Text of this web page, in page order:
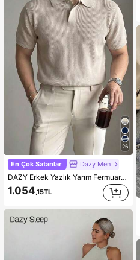
26
En Çok Satanlar Dazy Men
DAZY Erkek Yazlık Yarım Fermuarlı Düz Kayısı Rengi Örgü Kazak
1.054,15TL